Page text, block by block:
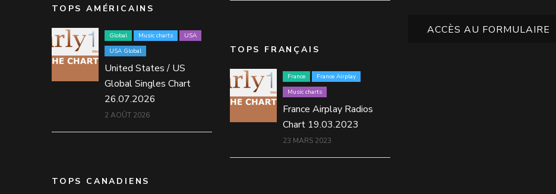
TOPS AMÉRICAINS
Global Music charts
USA
USA Global
United States / US
Global Singles Chart
26.07.2026
2 AOÛT 2026
TOPS CANADIENS
TOPS FRANÇAIS
France
France Airplay
Music charts
France Airplay Radios
Chart 19.03.2023
23 MARS 2023
ACCÈS AU FORMULAIRE